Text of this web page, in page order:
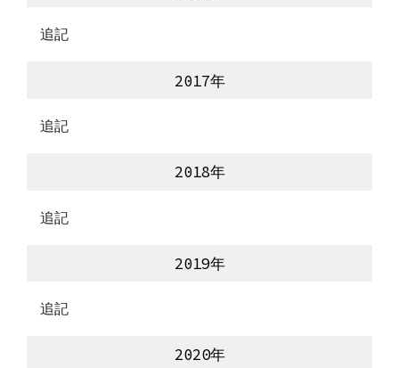
追記
2017年
追記
2018年
追記
2019年
追記
2020年